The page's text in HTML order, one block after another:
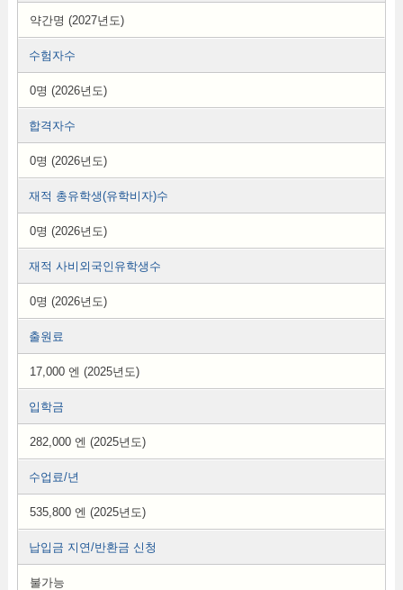
약간명 (2027년도)
수험자수
0명 (2026년도)
합격자수
0명 (2026년도)
재적 총유학생(유학비자)수
0명 (2026년도)
재적 사비외국인유학생수
0명 (2026년도)
출원료
17,000 엔 (2025년도)
입학금
282,000 엔 (2025년도)
수업료/년
535,800 엔 (2025년도)
납입금 지연/반환금 신청
불가능